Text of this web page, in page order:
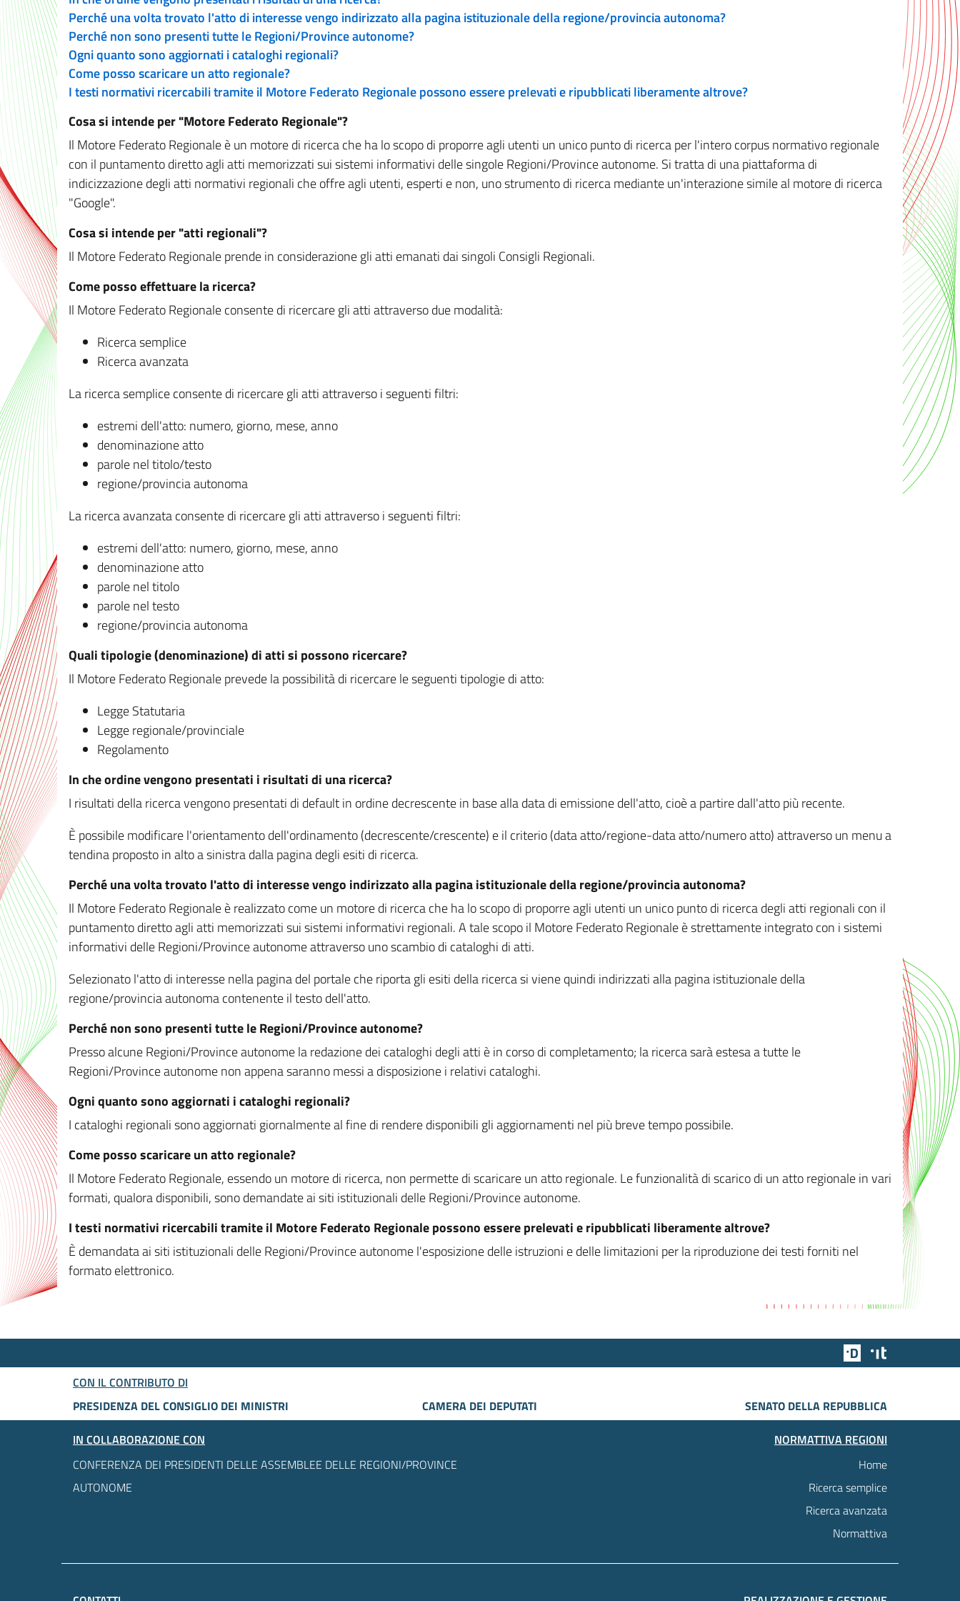
Perché una volta trovato l'atto di interesse vengo indirizzato alla pagina istituzionale della regione/provincia autonoma?
Perché non sono presenti tutte le Regioni/Province autonome?
Ogni quanto sono aggiornati i cataloghi regionali?
Come posso scaricare un atto regionale?
I testi normativi ricercabili tramite il Motore Federato Regionale possono essere prelevati e ripubblicati liberamente altrove?
Cosa si intende per "Motore Federato Regionale"?
Il Motore Federato Regionale è un motore di ricerca che ha lo scopo di proporre agli utenti un unico punto di ricerca per l'intero corpus normativo regionale
con il puntamento diretto agli atti memorizzati sui sistemi informativi delle singole Regioni/Province autonome. Si tratta di una piattaforma di
indicizzazione degli atti normativi regionali che offre agli utenti, esperti e non, uno strumento di ricerca mediante un'interazione simile al motore di ricerca
"Google".
Cosa si intende per "atti regionali"?
Il Motore Federato Regionale prende in considerazione gli atti emanati dai singoli Consigli Regionali.
Come posso effettuare la ricerca?
Il Motore Federato Regionale consente di ricercare gli atti attraverso due modalità:
Ricerca semplice
Ricerca avanzata
La ricerca semplice consente di ricercare gli atti attraverso i seguenti filtri:
estremi dell'atto: numero, giorno, mese, anno
denominazione atto
parole nel titolo/testo
regione/provincia autonoma
La ricerca avanzata consente di ricercare gli atti attraverso i seguenti filtri:
estremi dell'atto: numero, giorno, mese, anno
denominazione atto
parole nel titolo
parole nel testo
regione/provincia autonoma
Quali tipologie (denominazione) di atti si possono ricercare?
Il Motore Federato Regionale prevede la possibilità di ricercare le seguenti tipologie di atto:
Legge Statutaria
Legge regionale/provinciale
Regolamento
In che ordine vengono presentati i risultati di una ricerca?
I risultati della ricerca vengono presentati di default in ordine decrescente in base alla data di emissione dell'atto, cioè a partire dall'atto più recente.
È possibile modificare l'orientamento dell'ordinamento (decrescente/crescente) e il criterio (data atto/regione-data atto/numero atto) attraverso un menu a
tendina proposto in alto a sinistra dalla pagina degli esiti di ricerca.
Perché una volta trovato l'atto di interesse vengo indirizzato alla pagina istituzionale della regione/provincia autonoma?
Il Motore Federato Regionale è realizzato come un motore di ricerca che ha lo scopo di proporre agli utenti un unico punto di ricerca degli atti regionali con il
puntamento diretto agli atti memorizzati sui sistemi informativi regionali. A tale scopo il Motore Federato Regionale è strettamente integrato con i sistemi
informativi delle Regioni/Province autonome attraverso uno scambio di cataloghi di atti.
Selezionato l'atto di interesse nella pagina del portale che riporta gli esiti della ricerca si viene quindi indirizzati alla pagina istituzionale della
regione/provincia autonoma contenente il testo dell'atto.
Perché non sono presenti tutte le Regioni/Province autonome?
Presso alcune Regioni/Province autonome la redazione dei cataloghi degli atti è in corso di completamento; la ricerca sarà estesa a tutte le
Regioni/Province autonome non appena saranno messi a disposizione i relativi cataloghi.
Ogni quanto sono aggiornati i cataloghi regionali?
I cataloghi regionali sono aggiornati giornalmente al fine di rendere disponibili gli aggiornamenti nel più breve tempo possibile.
Come posso scaricare un atto regionale?
Il Motore Federato Regionale, essendo un motore di ricerca, non permette di scaricare un atto regionale. Le funzionalità di scarico di un atto regionale in vari
formati, qualora disponibili, sono demandate ai siti istituzionali delle Regioni/Province autonome.
I testi normativi ricercabili tramite il Motore Federato Regionale possono essere prelevati e ripubblicati liberamente altrove?
È demandata ai siti istituzionali delle Regioni/Province autonome l'esposizione delle istruzioni e delle limitazioni per la riproduzione dei testi forniti nel
formato elettronico.
Team Digitale
CON IL CONTRIBUTO DI
PRESIDENZA DEL CONSIGLIO DEI MINISTRI
CAMERA DEI DEPUTATI
SENATO DELLA REPUBBLICA
IN COLLABORAZIONE CON
CONFERENZA DEI PRESIDENTI DELLE ASSEMBLEE DELLE REGIONI/PROVINCE
AUTONOME
NORMATTIVA REGIONI
Home
Ricerca semplice
Ricerca avanzata
Normattiva